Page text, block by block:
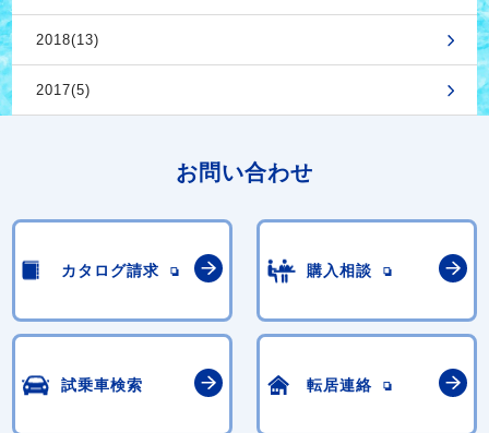
2018(13)
2017(5)
お問い合わせ
カタログ請求 購入相談
試乗車検索 転居連絡